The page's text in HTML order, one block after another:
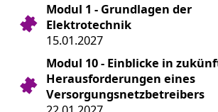
Modul 1 - Grundlagen der
Elektrotechnik
15.01.2027
Modul 10 - Einblicke in
Herausforderungen eines
Versorgungsnetzbetreibers